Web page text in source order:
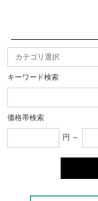
キーワード検索
価格帯検索
円 ～